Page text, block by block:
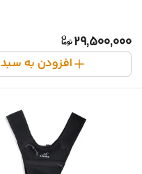
29,500,000
افزودن به سبد